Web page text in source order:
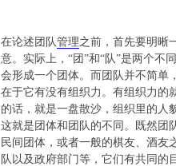
在论述团队管理之前，首先要明晰
意。实际上，“团”和“队”是两个不
会形成一个团体。而团队并不简单
在于它有没有组织力。有组织力的
的话，就是一盘散沙，组织里的人
这就是团体和团队的不同。既然团
民间团体，或者一般的棋友、酒友
队以及政府部门等，它们有共同的